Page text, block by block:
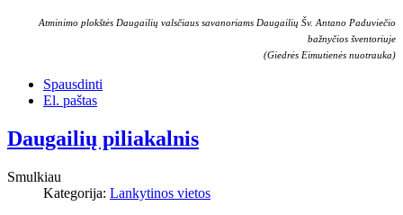
Atminimo plokštės Daugailių valsčiaus savanoriams Daugailių Šv. Antano Paduviečio
bažnyčios šventoriuje
(Giedrės Eimutienės nuotrauka)
Spausdinti
El. paštas
Daugailių piliakalnis
Smulkiau
Kategorija: Lankytinos vietos